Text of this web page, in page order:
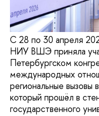
С 28 по 30 апреля
НИУ ВШЭ приняла
Петербургском
международных
региональные
который прошёл в
государственного